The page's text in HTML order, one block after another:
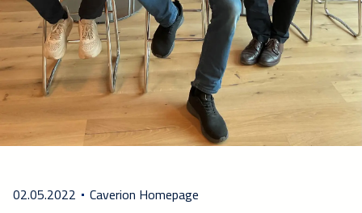
02.05.2022 Caverion Homepage